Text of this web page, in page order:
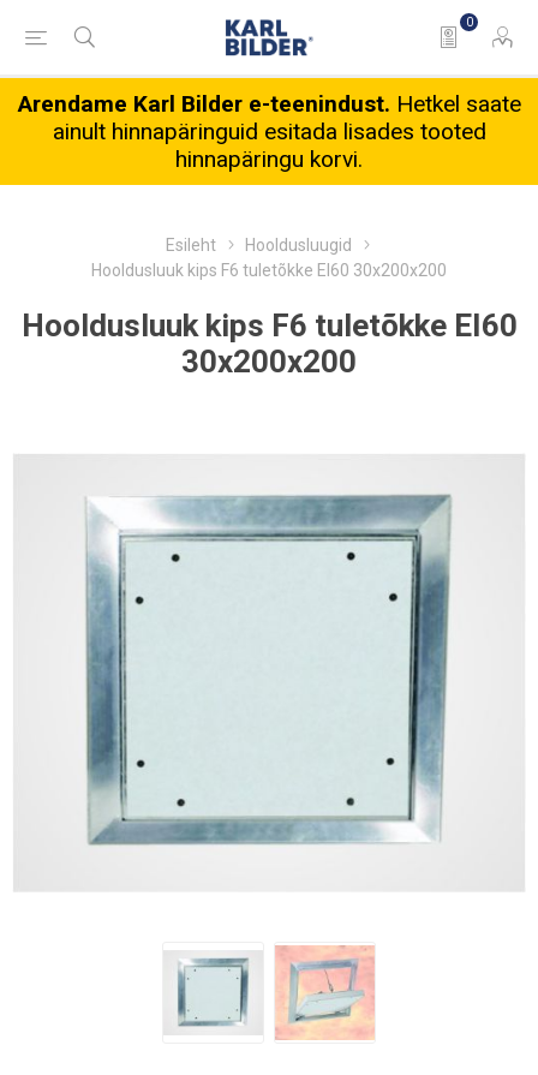
0
Arendame Karl Bilder e-teenindust. Hetkel saate
ainult hinnapäringuid esitada lisades tooted
hinnapäringu korvi.
Esileht
Hooldusluugid
Hooldusluuk kips F6 tuletõkke EI60 30x200x200
Hooldusluuk kips F6 tuletõkke EI60
30x200x200